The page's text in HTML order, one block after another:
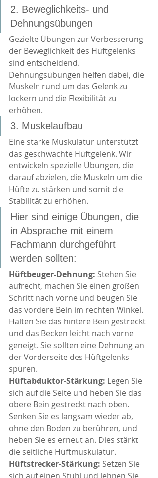
2. Beweglichkeits- und
Dehnungsübungen
Gezielte Übungen zur Verbesserung
der Beweglichkeit des Hüftgelenks
sind entscheidend.
Dehnungsübungen helfen dabei, die
Muskeln rund um das Gelenk zu
lockern und die Flexibilität zu
erhöhen.
3. Muskelaufbau
Eine starke Muskulatur unterstützt
das geschwächte Hüftgelenk. Wir
entwickeln spezielle Übungen, die
darauf abzielen, die Muskeln um die
Hüfte zu stärken und somit die
Stabilität zu erhöhen.
Hier sind einige Übungen, die
in Absprache mit einem
Fachmann durchgeführt
werden sollten:
Hüftbeuger-Dehnung: Stehen Sie
aufrecht, machen Sie einen großen
Schritt nach vorne und beugen Sie
das vordere Bein im rechten Winkel.
Halten Sie das hintere Bein gestreckt
und das Becken leicht nach vorne
geneigt. Sie sollten eine Dehnung an
der Vorderseite des Hüftgelenks
spüren.
Hüftabduktor-Stärkung: Legen Sie
sich auf die Seite und heben Sie das
obere Bein gestreckt nach oben.
Senken Sie es langsam wieder ab,
ohne den Boden zu berühren, und
heben Sie es erneut an. Dies stärkt
die seitliche Hüftmuskulatur.
Hüftstrecker-Stärkung: Setzen Sie
sich auf einen Stuhl und lehnen Sie